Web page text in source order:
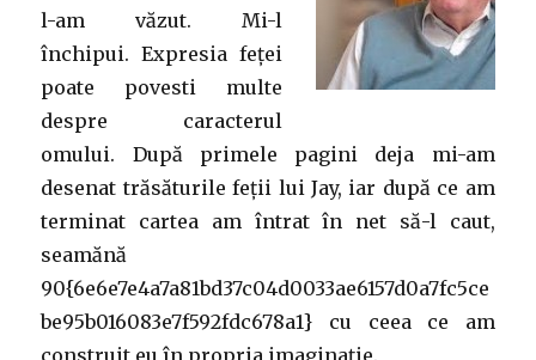
l-am văzut. Mi-l
închipui. Expresia feței
poate povesti multe
despre caracterul
omului. După primele pagini deja mi-am
desenat trăsăturile feții lui Jay, iar după ce am
terminat cartea am întrat în net să-l caut,
seamănă
90{6e6e7e4a7a81bd37c04d0033ae6157d0a7fc5ce
be95b016083e7f592fdc678a1} cu ceea ce am
construit eu în propria imaginație.